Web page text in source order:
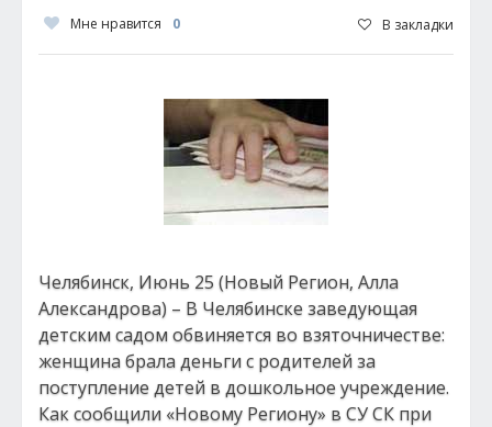
Мне нравится 0 В закладки
Челябинск, Июнь 25 (Новый Регион, Алла
Александрова) – В Челябинске заведующая
детским садом обвиняется во взяточничестве:
женщина брала деньги с родителей за
поступление детей в дошкольное учреждение.
Как сообщили «Новому Региону» в СУ СК при